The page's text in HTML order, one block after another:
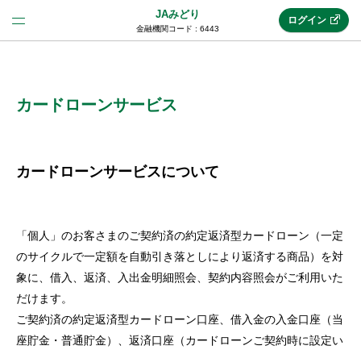
JAみどり
金融機関コード : 6443
(法人JAネットバンク)
メリット
機能・サービス
ログイン
カードローンサービス
カードローンサービスについて
「個人」のお客さまのご契約済の約定返済型カードローン（一定
のサイクルで一定額を自動引き落としにより返済する商品）を対
象に、借入、返済、入出金明細照会、契約内容照会がご利用いた
だけます。
ご契約済の約定返済型カードローン口座、借入金の入金口座（当
座貯金・普通貯金）、返済口座（カードローンご契約時に設定い